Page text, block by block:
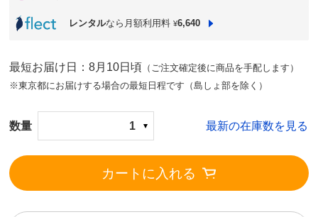
レンタルなら月額利用料 ¥6,640
最短お届け日：8月10日頃 （ご注文確定後に商品を手配します）
※東京都にお届けする場合の最短日程です（島しょ部を除く）
数量 1 最新の在庫数を見る
カートに入れる